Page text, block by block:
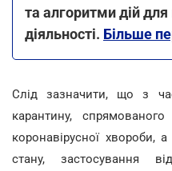
та алгоритми дій
діяльності. Більше
Слід зазначити, що з
карантину,
коронавірусної хвороби,
стану, застосування